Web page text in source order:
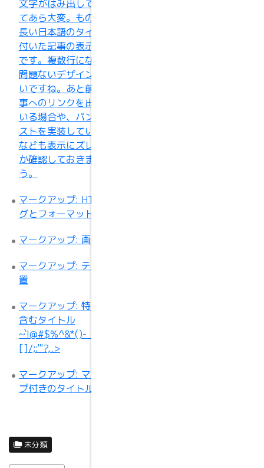
文字がはみ出してしまっ
てあら大変。ものすごく
長い日本語のタイトルが
付いた記事の表示テスト
です。複数行になっても
問題ないデザインだとい
いですね。あと前後の記
事へのリンクを出力して
いる場合や、パンくずリ
ストを実装している場合
なども表示にズレがない
か確認しておきましょ
う。
マークアップ: HTML タ
グとフォーマット
マークアップ: 画像の配置
マークアップ: テキスト配
置
マークアップ: 特殊記号を
含むタイトル
~`!@#$%^&*()-_=+{}
[]/;:'"?,.>
マークアップ: マークアッ
プ付きのタイトル
未分類